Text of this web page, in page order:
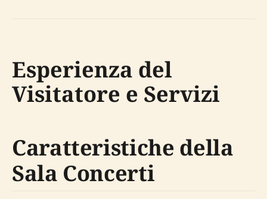
Esperienza del
Visitatore e Servizi
Caratteristiche della
Sala Concerti